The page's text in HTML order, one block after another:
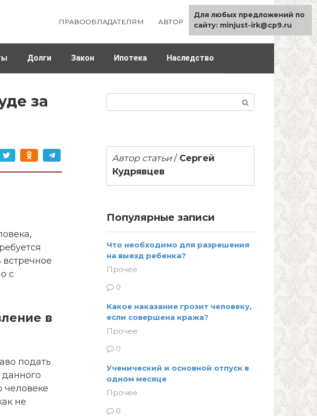
ПРАВООБЛАДАТЕЛЯМ АВТОР КАРТА САЙТА
Долги Закон Ипотека Наследство
за
с
в
подать
человеке
не
Автор статьи/ Сергей
Кудрявцев
Популярные записи
Что необходимо для разрешения
на выезд ребенка?
Прочее
0
Какое наказание грозит человеку,
если совершена кража?
Прочее
0
Ученический и основной отпуск в
одном месяце
Прочее
0
Для любых предложений по
сайту: minjust-irk@cp9.ru